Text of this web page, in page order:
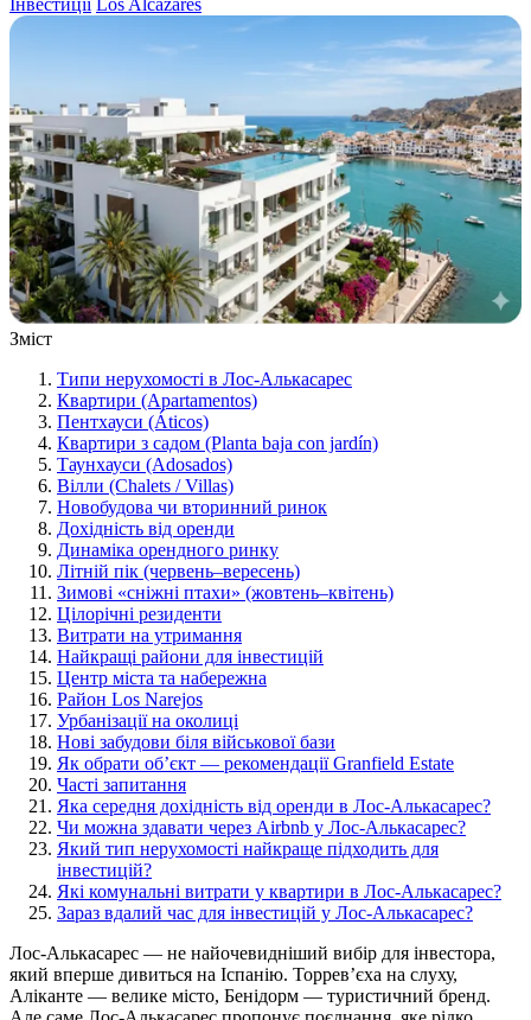
Інвестиції Los Alcazares
Зміст
Типи нерухомості в Лос-Алькасарес
Квартири (Apartamentos)
Пентхауси (Áticos)
Квартири з садом (Planta baja con jardín)
Таунхауси (Adosados)
Вілли (Chalets / Villas)
Новобудова чи вторинний ринок
Дохідність від оренди
Динаміка орендного ринку
Літній пік (червень–вересень)
Зимові «сніжні птахи» (жовтень–квітень)
Цілорічні резиденти
Витрати на утримання
Найкращі райони для інвестицій
Центр міста та набережна
Район Los Narejos
Урбанізації на околиці
Нові забудови біля військової бази
Як обрати обʼєкт — рекомендації Granfield Estate
Часті запитання
Яка середня дохідність від оренди в Лос-Алькасарес?
Чи можна здавати через Airbnb у Лос-Алькасарес?
Який тип нерухомості найкраще підходить для
інвестицій?
Які комунальні витрати у квартири в Лос-Алькасарес?
Зараз вдалий час для інвестицій у Лос-Алькасарес?
Лос-Алькасарес — не найочевидніший вибір для інвестора,
який вперше дивиться на Іспанію. Торревʼєха на слуху,
Аліканте — велике місто, Бенідорм — туристичний бренд.